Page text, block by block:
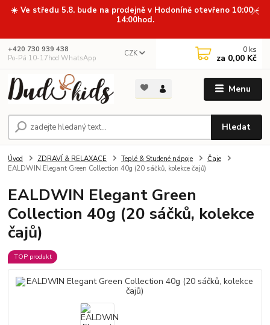
☀️ Ve středu 5.8. bude na prodejně v Hodoníně otevřeno 10:00 -
14:00hod.
Menu
CZK
Hledat
+420 730 939 438
Po-Pá 10-17hod WhatsApp
0 ks
za 0,00 Kč
Úvod ZDRAVÍ & RELAXACE Teplé & Studené nápoje
Čaje
EALDWIN Elegant Green Collection 40g (20 sáčků, kolekce čajů)
EALDWIN Elegant Green
Collection 40g (20 sáčků, kolekce
čajů)
TOP produkt